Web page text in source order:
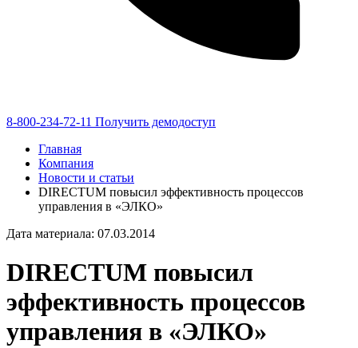
8-800-234-72-11 Получить демодоступ
Главная
Компания
Новости и статьи
DIRECTUM повысил эффективность процессов
управления в «ЭЛКО»
Дата материала: 07.03.2014
DIRECTUM повысил
эффективность процессов
управления в «ЭЛКО»